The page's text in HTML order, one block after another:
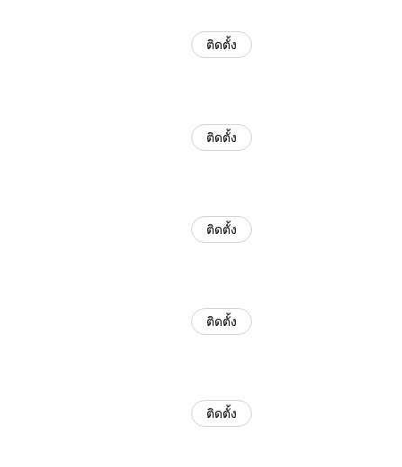
ติดตั้ง
ติดตั้ง
ติดตั้ง
ติดตั้ง
ติดตั้ง